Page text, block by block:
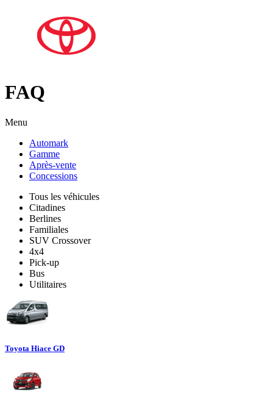
FAQ
Menu
Automark
Gamme
Après-vente
Concessions
Tous les véhicules
Citadines
Berlines
Familiales
SUV Crossover
4x4
Pick-up
Bus
Utilitaires
Toyota Hiace GD